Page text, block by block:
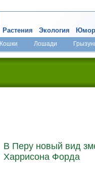
Кошки Лошади
Растения Экология Юмор
В Перу новый вид
Харрисона Форда